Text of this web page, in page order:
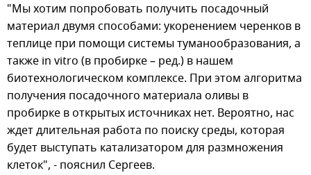
"Мы хотим попробовать получить посадочный
материал двумя способами: укоренением черенков в
теплице при помощи системы туманообразования, а
также in vitro (в пробирке – ред.) в нашем
биотехнологическом комплексе. При этом алгоритма
получения посадочного материала оливы в
пробирке в открытых источниках нет. Вероятно, нас
ждет длительная работа по поиску среды, которая
будет выступать катализатором для размножения
клеток", - пояснил Сергеев.